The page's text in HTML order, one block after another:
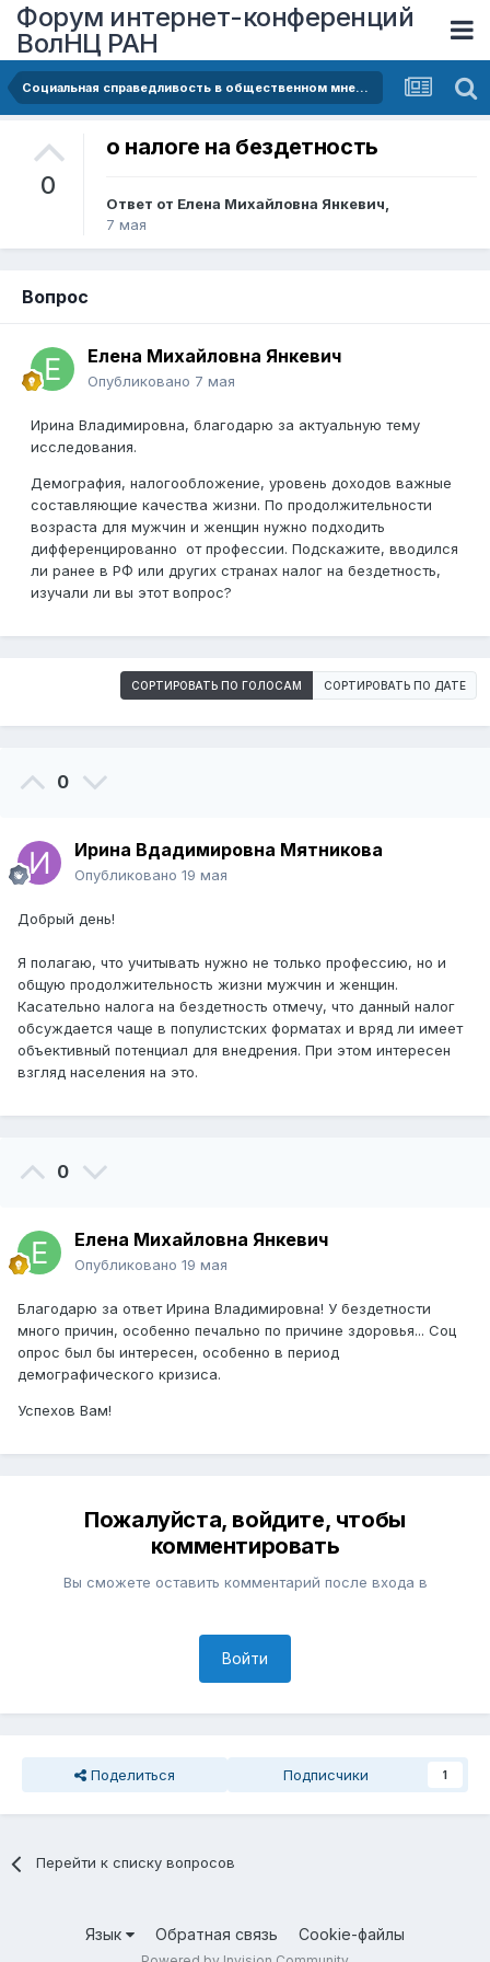
Форум интернет-конференций
ВолНЦ РАН
Социальная справедливость в общественном мнении: по результатам социологического исследования
0
о налоге на бездетность
Ответ от Елена Михайловна Янкевич,
7 мая
Вопрос
Елена Михайловна Янкевич
Опубликовано 7 мая
Ирина Владимировна, благодарю за актуальную тему
исследования.
Демография, налогообложение, уровень доходов важные
составляющие качества жизни. По продолжительности
возраста для мужчин и женщин нужно подходить
дифференцированно от профессии. Подскажите, вводился
ли ранее в РФ или других странах налог на бездетность,
изучали ли вы этот вопрос?
СОРТИРОВАТЬ ПО ГОЛОСАМ СОРТИРОВАТЬ ПО ДАТЕ
0
Ирина Вдадимировна Мятникова
Опубликовано 19 мая
Добрый день!
Я полагаю, что учитывать нужно не только профессию, но и
общую продолжительность жизни мужчин и женщин.
Касательно налога на бездетность отмечу, что данный налог
обсуждается чаще в популистских форматах и вряд ли имеет
объективный потенциал для внедрения. При этом интересен
взгляд населения на это.
0
Елена Михайловна Янкевич
Опубликовано 19 мая
Благодарю за ответ Ирина Владимировна! У бездетности
много причин, особенно печально по причине здоровья... Соц
опрос был бы интересен, особенно в период
демографического кризиса.
Успехов Вам!
Пожалуйста, войдите, чтобы
комментировать
Вы сможете оставить комментарий после входа в
Войти
Поделиться Подписчики 1
Перейти к списку вопросов
Язык Обратная связь Cookie-файлы